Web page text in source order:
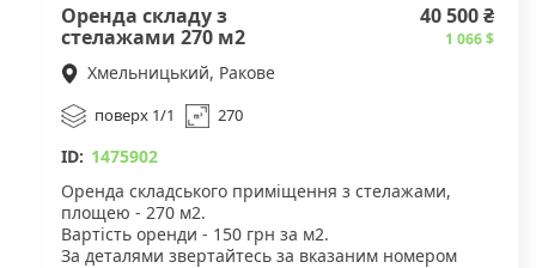
Оренда складу з
стелажами 270 м2
40 500 ₴
1 066 $
Хмельницький, Ракове
поверх 1/1 270
ID: 1475902
Оренда складського приміщення з стелажами,
площею - 270 м2.
Вартість оренди - 150 грн за м2.
За деталями звертайтесь за вказаним номером